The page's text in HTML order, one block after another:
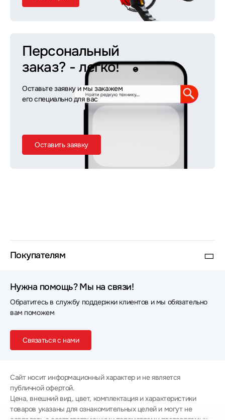
Персональный
заказ? - легко!
Оставьте заявку и мы закажем
его специально для вас
Оставить заявку
Покупателям
Нужна помощь? Мы на связи!
Обратитесь в службу поддержки клиентов и мы обязательно
вам поможем
Связаться с нами
Сайт носит информационный характер и не является
публичной офертой.
Цена, внешний вид, цвет, комплектация и характеристики
товаров указаны для ознакомительных целей и могут не